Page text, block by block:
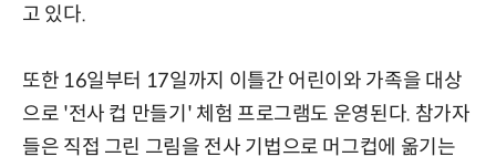
고 있다.
또한 16일부터 17일까지 이틀간 어린이와 가족을 대상
으로 '전사 컵 만들기' 체험 프로그램도 운영된다. 참가자
들은 직접 그린 그림을 전사 기법으로 머그컵에 옮기는